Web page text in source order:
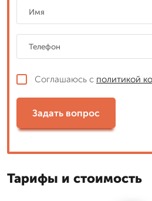
Соглашаюсь с политикой
Задать вопрос
Тарифы и стоимость